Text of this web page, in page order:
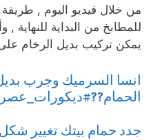
من خلال فيديو اليوم ,
للمطابخ من البداية
يمكن تركيب بديل الرخام
انسا السرميك وجرب
جدد حمام بيتك تغيير